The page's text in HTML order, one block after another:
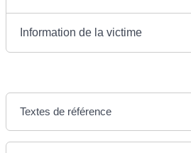
Information de la victime
Textes de référence